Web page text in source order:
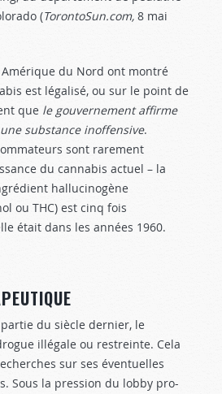
(TorontoSun.com, 8 mai
du Nord ont montré
est légalisé, ou sur le point de
que le gouvernement affirme
substance inoffensive.
sont rarement
du cannabis actuel – la
hallucinogène
ou THC) est cinq fois
était dans les années 1960.
du siècle dernier, le
illégale ou restreinte. Cela
sur ses éventuelles
Sous la pression du lobby pro-